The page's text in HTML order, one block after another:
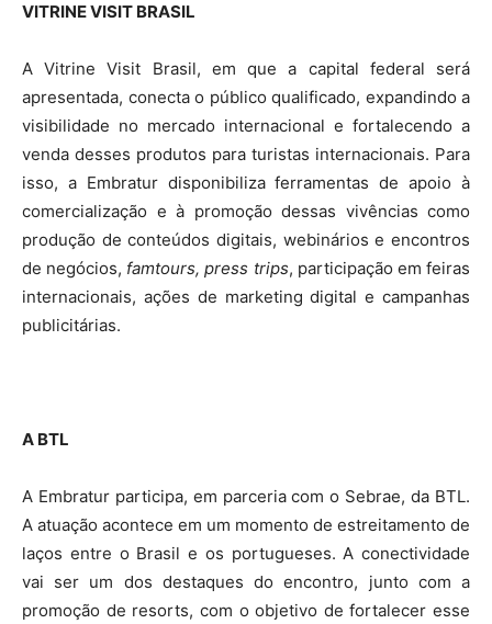
VITRINE VISIT BRASIL
A Vitrine Visit Brasil, em que a capital federal será
apresentada, conecta o público qualificado, expandindo a
visibilidade no mercado internacional e fortalecendo a
venda desses produtos para turistas internacionais. Para
isso, a Embratur disponibiliza ferramentas de apoio à
comercialização e à promoção dessas vivências como
produção de conteúdos digitais, webinários e encontros
de negócios, famtours, press trips, participação em feiras
internacionais, ações de marketing digital e campanhas
publicitárias.
A BTL
A Embratur participa, em parceria com o Sebrae, da BTL.
A atuação acontece em um momento de estreitamento de
laços entre o Brasil e os portugueses. A conectividade
vai ser um dos destaques do encontro, junto com a
promoção de resorts, com o objetivo de fortalecer esse